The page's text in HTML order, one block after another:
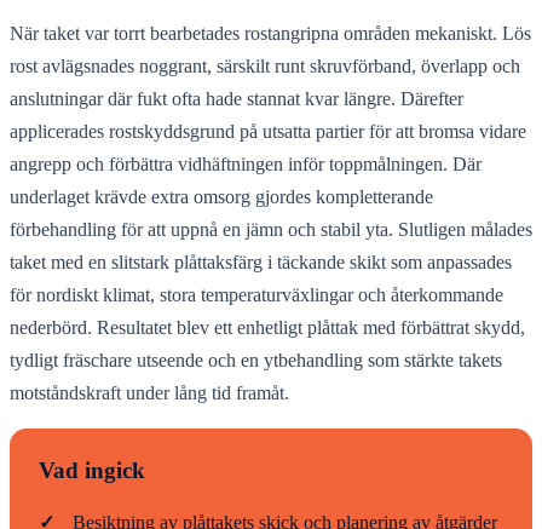
När taket var torrt bearbetades rostangripna områden mekaniskt. Lös
rost avlägsnades noggrant, särskilt runt skruvförband, överlapp och
anslutningar där fukt ofta hade stannat kvar längre. Därefter
applicerades rostskyddsgrund på utsatta partier för att bromsa vidare
angrepp och förbättra vidhäftningen inför toppmålningen. Där
underlaget krävde extra omsorg gjordes kompletterande
förbehandling för att uppnå en jämn och stabil yta. Slutligen målades
taket med en slitstark plåttaksfärg i täckande skikt som anpassades
för nordiskt klimat, stora temperaturväxlingar och återkommande
nederbörd. Resultatet blev ett enhetligt plåttak med förbättrat skydd,
tydligt fräschare utseende och en ytbehandling som stärkte takets
motståndskraft under lång tid framåt.
Vad ingick
✓
Besiktning av plåttakets skick och planering av åtgärder